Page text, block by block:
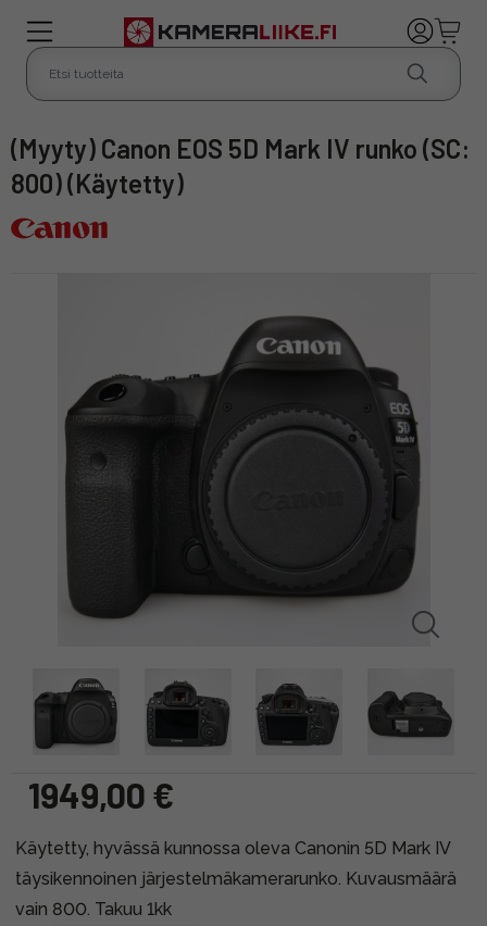
(Myyty) Canon EOS 5D Mark IV runko (SC:
800) (Käytetty)
1949,00 €
Käytetty, hyvässä kunnossa oleva Canonin 5D Mark IV
täysikennoinen järjestelmäkamerarunko. Kuvausmäärä
vain 800. Takuu 1kk